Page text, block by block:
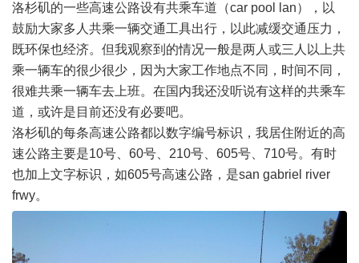
洛杉矶的一些高速公路设有共乘车道（car pool lan），以
鼓励大家多人共乘一辆交通工具出行，以此减缓交通压力，
既环保也经济。但我观察到的情况一般是两人或三人以上共
乘一辆车的很少很少，因为大家工作地点不同，时间不同，
很难共乘一辆车去上班。在国内我还没听说有这样的共乘车
道，或许是目前还没有必要吧。
洛杉矶的每条高速公路都以数字编号标识，我居住附近的高
速公路主要是10号、60号、210号、605号、710号。有时
也加上文字标识，如605号高速公路，是san gabriel river
frwy。